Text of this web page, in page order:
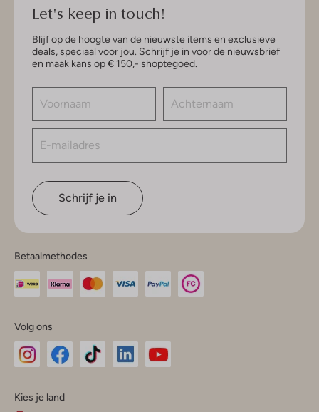
Let's keep in touch!
Blijf op de hoogte van de nieuwste items en exclusieve
deals, speciaal voor jou. Schrijf je in voor de nieuwsbrief
en maak kans op € 150,- shoptegoed.
Schrijf je in
Betaalmethodes
Volg ons
InstagramFacebook
Kies je land